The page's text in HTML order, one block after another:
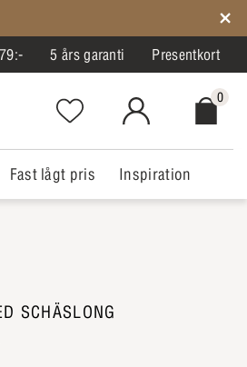
5 års garanti Presentkort
Favorites.NavigationButton.Text
MitIlva.Login
0
Fast lågt pris Inspiration
SCHÄSLONG